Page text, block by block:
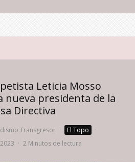
Leticia Mosso
nueva presidenta de la
Directiva
Transgresor · El Topo
·
· 2 Minutos de lectura